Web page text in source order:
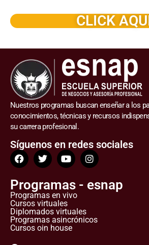
CLICK
Nuestros programas buscan enseñar a los
conocimientos, técnicas y recursos
su carrera profesional.
Síguenos en redes sociales
Programas - esnap
Programas en vivo
Cursos virtuales
Diplomados virtuales
Programas asincrónicos
Cursos oin house